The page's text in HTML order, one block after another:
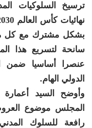
ترسيخ السلوكيات
بشكل مشترك مع كل من
سانحة لتسريع هذا
عنصرا أساسيا ضمن
الدولي الهام.
وأوضح السيد
المجلس موضوع
رافعة للسلوك